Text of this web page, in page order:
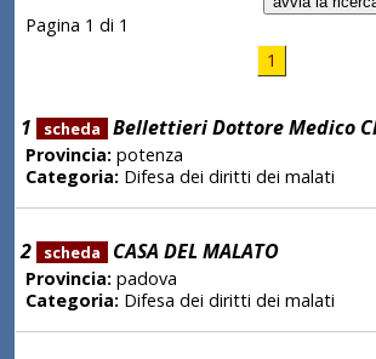
Pagina 1 di 1
1
1 scheda Bellettieri Dottore Medico
Provincia:potenza
Categoria:Difesa dei diritti dei malati
2 scheda CASA DEL MALATO
Provincia:padova
Categoria:Difesa dei diritti dei malati